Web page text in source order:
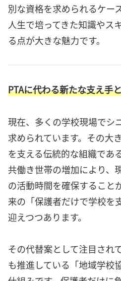
別な資格を求められるケー
人生で培ってきた知識やス
る点が大きな魅力です。
PTAに代わる新たな支え手
現在、多くの学校現場でシ
求められています。その大
を支える伝統的な組織であ
共働き世帯の増加により、
の活動時間を確保すること
来の「保護者だけで学校を
迎えつつあります。
その代替案として注目され
も推進している「地域学校